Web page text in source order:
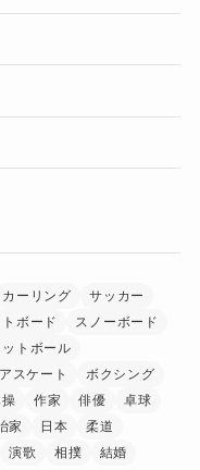
カーリング
サッカー
ボード
スノーボード
トボール
スケート
ボクシング
作家 俳優
卓球
家 日本
柔道
演歌 相撲
結婚